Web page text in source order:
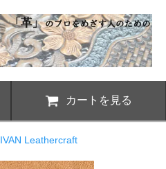
カートを見る
IVAN Leathercraft